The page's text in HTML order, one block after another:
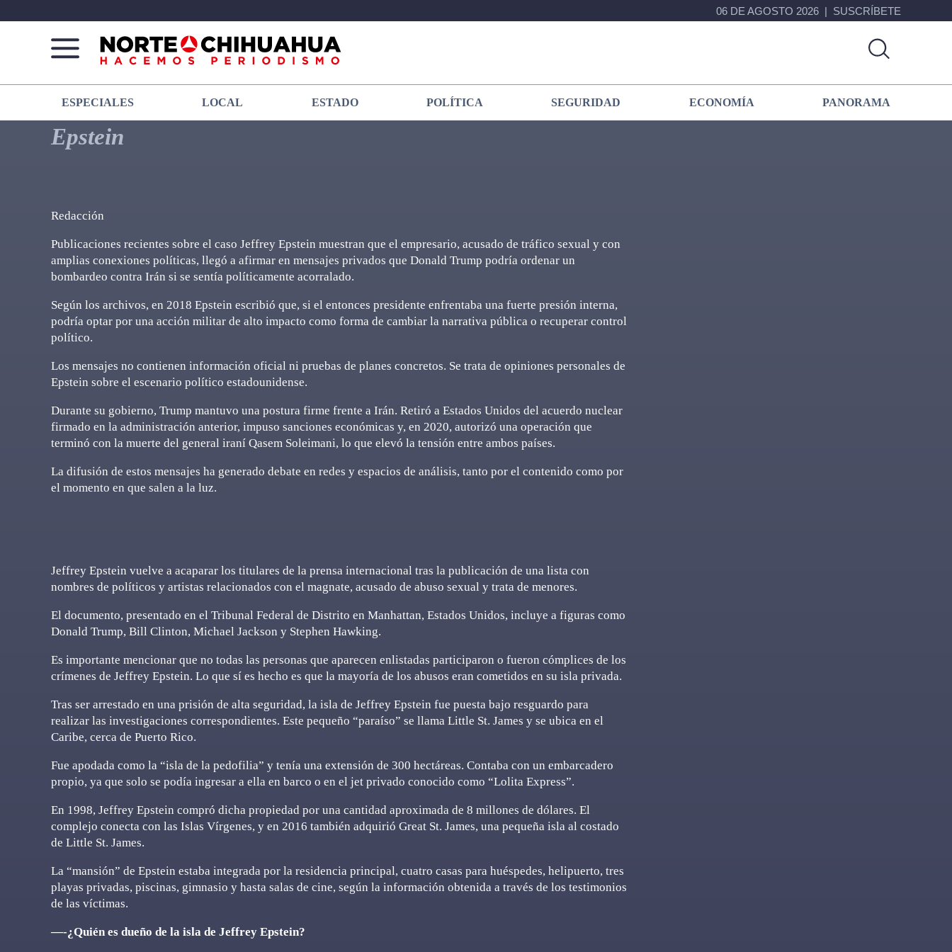
06 DE AGOSTO 2026 SUSCRÍBETE
Norte
De
Chihuahua
Más
que
noticias,
hacemos periodismo
ESPECIALES LOCAL ESTADO POLÍTICA SEGURIDAD ECONOMÍA PANORAMA
Epstein
Redacción
Publicaciones recientes sobre el caso Jeffrey Epstein muestran que el empresario, acusado de tráfico sexual y con
amplias conexiones políticas, llegó a afirmar en mensajes privados que Donald Trump podría ordenar un
bombardeo contra Irán si se sentía políticamente acorralado.
Según los archivos, en 2018 Epstein escribió que, si el entonces presidente enfrentaba una fuerte presión interna,
podría optar por una acción militar de alto impacto como forma de cambiar la narrativa pública o recuperar control
político.
Los mensajes no contienen información oficial ni pruebas de planes concretos. Se trata de opiniones personales de
Epstein sobre el escenario político estadounidense.
Durante su gobierno, Trump mantuvo una postura firme frente a Irán. Retiró a Estados Unidos del acuerdo nuclear
firmado en la administración anterior, impuso sanciones económicas y, en 2020, autorizó una operación que
terminó con la muerte del general iraní Qasem Soleimani, lo que elevó la tensión entre ambos países.
La difusión de estos mensajes ha generado debate en redes y espacios de análisis, tanto por el contenido como por
el momento en que salen a la luz.
Jeffrey Epstein vuelve a acaparar los titulares de la prensa internacional tras la publicación de una lista con
nombres de políticos y artistas relacionados con el magnate, acusado de abuso sexual y trata de menores.
El documento, presentado en el Tribunal Federal de Distrito en Manhattan, Estados Unidos, incluye a figuras como
Donald Trump, Bill Clinton, Michael Jackson y Stephen Hawking.
Es importante mencionar que no todas las personas que aparecen enlistadas participaron o fueron cómplices de los
crímenes de Jeffrey Epstein. Lo que sí es hecho es que la mayoría de los abusos eran cometidos en su isla privada.
Tras ser arrestado en una prisión de alta seguridad, la isla de Jeffrey Epstein fue puesta bajo resguardo para
realizar las investigaciones correspondientes. Este pequeño “paraíso” se llama Little St. James y se ubica en el
Caribe, cerca de Puerto Rico.
Fue apodada como la “isla de la pedofilia” y tenía una extensión de 300 hectáreas. Contaba con un embarcadero
propio, ya que solo se podía ingresar a ella en barco o en el jet privado conocido como “Lolita Express”.
En 1998, Jeffrey Epstein compró dicha propiedad por una cantidad aproximada de 8 millones de dólares. El
complejo conecta con las Islas Vírgenes, y en 2016 también adquirió Great St. James, una pequeña isla al costado
de Little St. James.
La “mansión” de Epstein estaba integrada por la residencia principal, cuatro casas para huéspedes, helipuerto, tres
playas privadas, piscinas, gimnasio y hasta salas de cine, según la información obtenida a través de los testimonios
de las víctimas.
—-¿Quién es dueño de la isla de Jeffrey Epstein?